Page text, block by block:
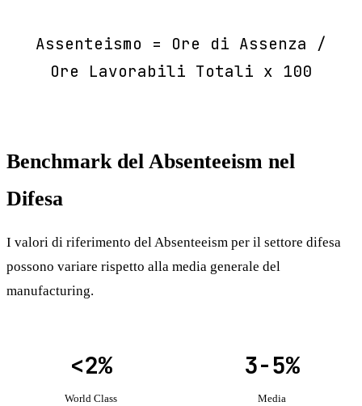
Assenteismo = Ore di Assenza /
Ore Lavorabili Totali x 100
Benchmark del Absenteeism nel
Difesa
I valori di riferimento del Absenteeism per il settore difesa
possono variare rispetto alla media generale del
manufacturing.
<2%
World Class
3-5%
Media